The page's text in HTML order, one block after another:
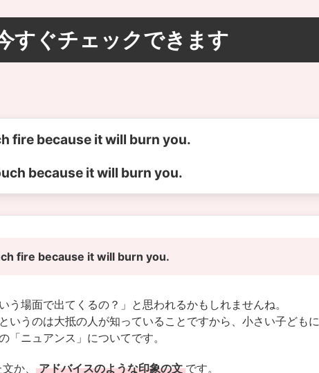
すぐチェックできます
fire because it will burn you.
because it will burn you.
fire because it will burn you.
う場面で出てくるの？」と思われるかもしれませんね。
いうのは大抵の人が知っていることですから、小さい子ども
「ニュアンス」についてです。
か、 アドバイスのような印象の文 です。